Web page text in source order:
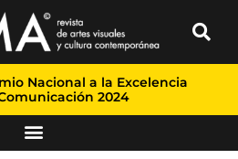
Nacional a la Excelencia
2024